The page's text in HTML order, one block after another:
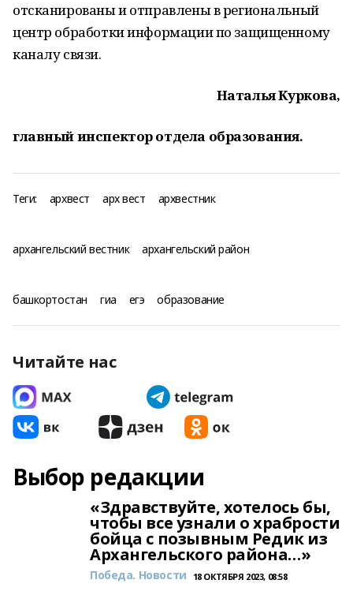
отсканированы и отправлены в региональный
центр обработки информации по защищенному
каналу связи.
Наталья Куркова,
главный инспектор отдела образования.
Теги: архвест арх вест архвестник
архангельский вестник архангельский район
башкортостан гиа егэ образование
Читайте нас
Выбор редакции
«Здравствуйте, хотелось бы,
чтобы все узнали о храбрости
бойца с позывным Редик из
Архангельского района…»
Победа. Новости 18 ОКТЯБРЯ 2023, 08:58